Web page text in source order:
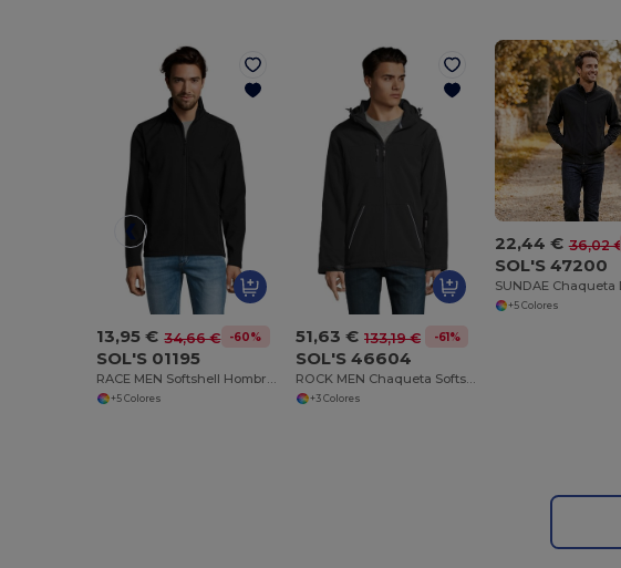
13,95 € 34,66 € -60%
SOL'S 01195
RACE MEN Softshell Hombre Con Cremallera
+5 Colores
51,63 € 133,19 € -61%
SOL'S 46604
ROCK MEN Chaqueta Softshell Hombre Acolchada
+3 Colores
22,44 € 36,02 €
SOL'S 47200
+5 Colores